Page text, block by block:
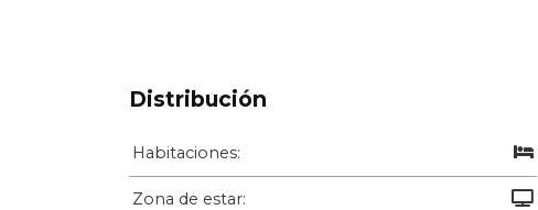
Distribución
Habitaciones:
Zona de estar: